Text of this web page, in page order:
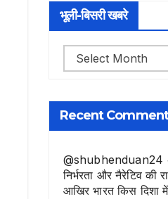
भूली-बिसरी खबरे
भूली-
बिसरी
Recent
@shubhenduan24
निर्भरता और नैरेटिव की
आखिर भारत किस दिशा